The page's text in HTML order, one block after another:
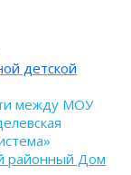
детской
между МОУ
районный Дом